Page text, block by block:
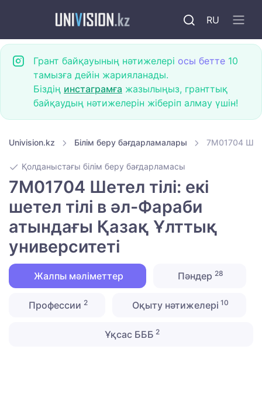
RU
Грант байқауының нәтижелері осы бетте 10
тамызға дейін жарияланады.
Біздің инстаграмға жазылыңыз, гранттық
байқаудың нәтижелерін жіберіп алмау үшін!
Univision.kz Білім беру бағдарламалары 7M01704
Қолданыстағы білім беру бағдарламасы
7M01704 Шетел тілі: екі
шетел тілі в әл-Фараби
атындағы Қазақ Ұлттық
университеті
Жалпы мәліметтер Пәндер28
Профессии 2 Оқыту нәтижелері 10
Ұқсас БББ 2